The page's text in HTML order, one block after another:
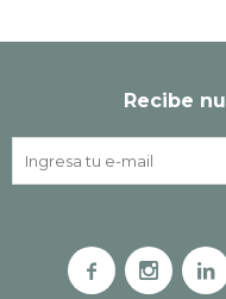
Recibe
  